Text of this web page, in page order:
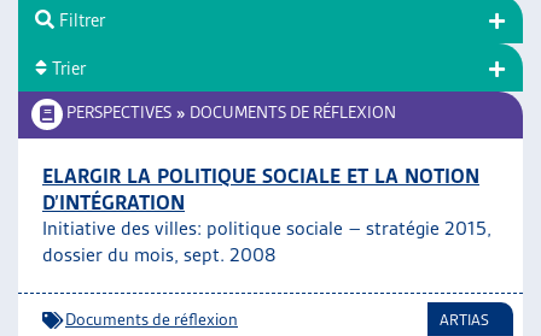
NOS PUBLICATIONS
DOSSIERS DU MOIS
VEILLE
RESSOURCES
THÉMATIQUES
GUIDE SOCIAL ROMAND
AUTRES
PERSPECTIVES » DOCUMENTS DE RÉFLEXION
ELARGIR LA POLITIQUE SOCIALE ET LA NOTION
D’INTÉGRATION
Initiative des villes: politique sociale – stratégie 2015,
dossier du mois, sept. 2008
Documents de réflexion ARTIAS
Filtrer
Trier